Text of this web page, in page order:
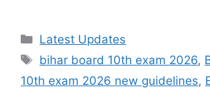
Categories
Latest Updates
Tags
bihar board 10th exam 2026,
10th exam 2026 new guidelines,